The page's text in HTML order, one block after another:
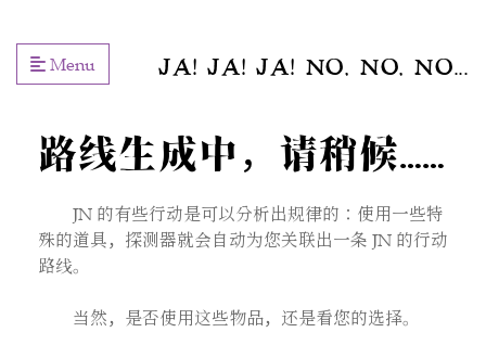
Menu JA! JA! JA! NO, NO, NO...
路线生成中，请稍候……
JN 的有些行动是可以分析出规律的：使用一些特
殊的道具，探测器就会自动为您关联出一条 JN 的行动
路线。
当然，是否使用这些物品，还是看您的选择。